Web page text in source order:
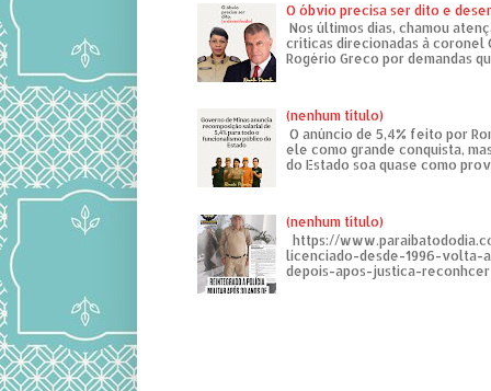
O óbvio precisa ser dito e
Nos últimos dias, chamou
críticas direcionadas à coronel
Rogério Greco por demandas
(nenhum título)
O anúncio de 5,4% feito por
ele como grande conquista,
do Estado soa quase como
(nenhum título)
https://
licenciado-desde-1996-volta-
depois-apos-justica-